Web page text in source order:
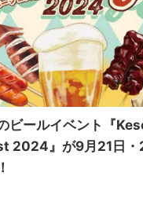
ビールイベント『
2024』が9月21日・